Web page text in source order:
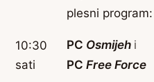
10:30
sati
plesni program:
PC Osmijeh i
PC Free Force